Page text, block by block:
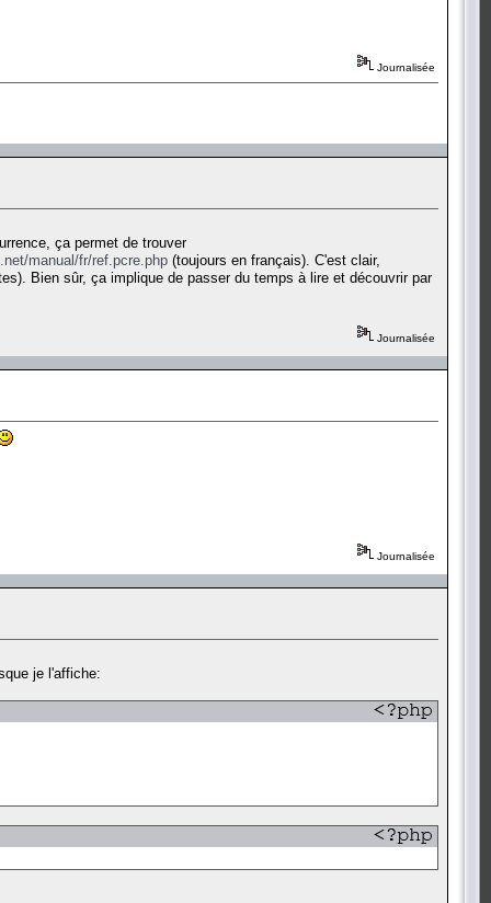
Journalisée
ça permet de trouver
manual/fr/ref.pcre.php (toujours en français). C'est clair,
Bien sûr, ça implique de passer du temps à lire et découvrir par
Journalisée
Journalisée
je l'affiche: